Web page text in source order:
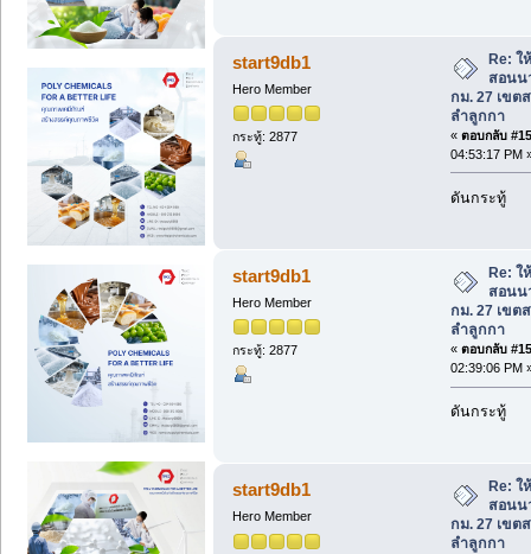
start9db1
Hero Member
กระทู้: 2877
Re: ใ
สอนน
กม. 27 เขต
ลำลูกกา
« ตอบกลับ
04:53:17 PM
ดันกระทู้
start9db1
Hero Member
กระทู้: 2877
Re: ใ
สอนน
กม. 27 เขต
ลำลูกกา
« ตอบกลับ
02:39:06 PM
ดันกระทู้
start9db1
Hero Member
Re: ใ
สอนน
กม. 27 เขต
ลำลูกกา